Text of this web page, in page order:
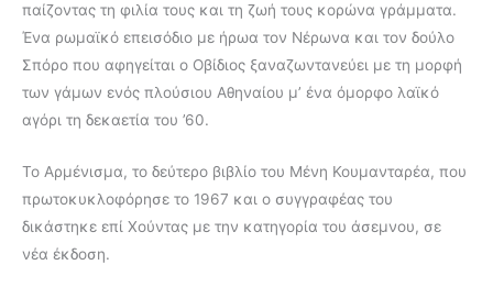
παίζοντας τη φιλία τους και τη ζωή τους κορώνα γράμματα.
Ένα ρωμαϊκό επεισόδιο με ήρωα τον Nέρωνα και τον δούλο
Σπόρο που αφηγείται o Οβίδιος ξαναζωντανεύει με τη μορφή
των γάμων ενός πλούσιου Αθηναίου μ’ ένα όμορφο λαϊκό
αγόρι τη δεκαετία του ’60.
Το Αρμένισμα, το δεύτερο βιβλίο του Μένη Κουμανταρέα, που
πρωτοκυκλοφόρησε το 1967 και ο συγγραφέας του
δικάστηκε επί Χούντας με την κατηγορία του άσεμνου, σε
νέα έκδοση.